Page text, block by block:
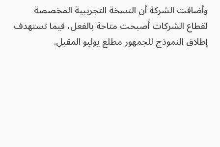
وأضافت الشركة أن النسخة التجريبية المخصصة
لقطاع الشركات أصبحت متاحة بالفعل، فيما تستهدف
إطلاق النموذج للجمهور مطلع يوليو المقبل.